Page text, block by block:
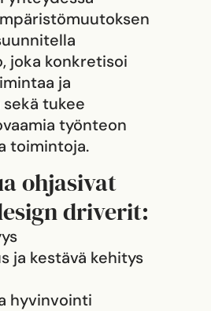
joka konkretisoi
ja
tukee
työnteon
toimintoja.
ohjasivat
driverit:
ja kestävä kehitys
hyvinvointi